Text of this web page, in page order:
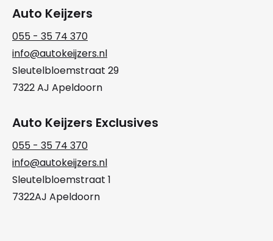
Auto Keijzers
055 - 35 74 370
info@autokeijzers.nl
Sleutelbloemstraat 29
7322 AJ Apeldoorn
Auto Keijzers Exclusives
055 - 35 74 370
info@autokeijzers.nl
Sleutelbloemstraat 1
7322AJ Apeldoorn